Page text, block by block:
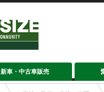
新車・中古車販売